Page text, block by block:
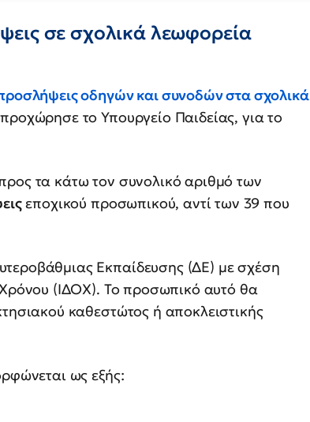
σε σχολικά λεωφορεία
οδηγών και συνοδών στα σχολικά
το Υπουργείο Παιδείας, για το
τα κάτω τον συνολικό αριθμό των
εποχικού προσωπικού, αντί των 39 που
Εκπαίδευσης (ΔΕ) με σχέση
Χρόνου (ΙΔΟΧ). Το προσωπικό αυτό θα
καθεστώτος ή αποκλειστικής
ως εξής: